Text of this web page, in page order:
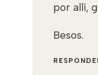
por allí,
Besos.